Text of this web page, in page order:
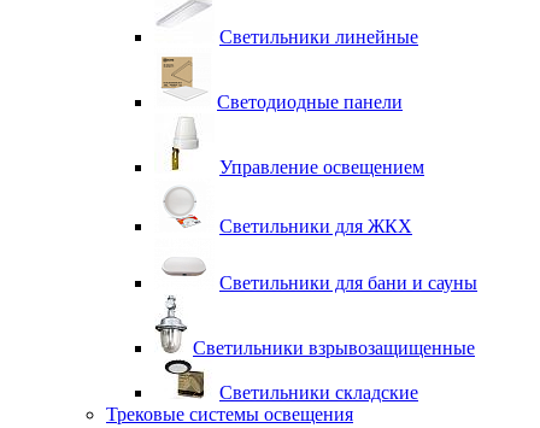
Светильники линейные
Светодиодные панели
Управление освещением
Светильники для ЖКХ
Светильники для бани и сауны
Светильники взрывозащищенные
Светильники складские
Трековые системы освещения